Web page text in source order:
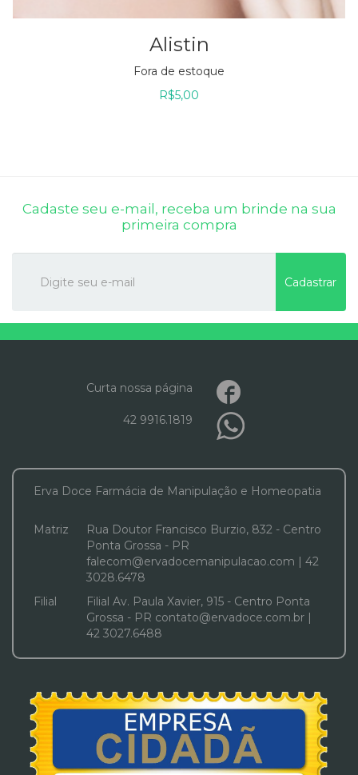
Alistin
Fora de estoque
R$5,00
Cadaste seu e-mail, receba um brinde na sua
primeira compra
Cadastrar
Curta nossa página
42 9916.1819
Erva Doce Farmácia de Manipulação e Homeopatia
Matriz
Rua Doutor Francisco Burzio, 832 - Centro
Ponta Grossa - PR
falecom@ervadocemanipulacao.com | 42
3028.6478
Filial
Filial Av. Paula Xavier, 915 - Centro Ponta
Grossa - PR contato@ervadoce.com.br |
42 3027.6488